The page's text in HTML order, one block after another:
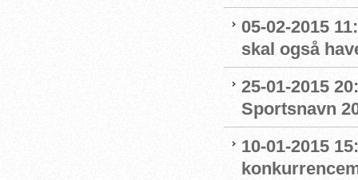
05-02-2015
skal også
25-01-2015
Sportsnavn
10-01-2015